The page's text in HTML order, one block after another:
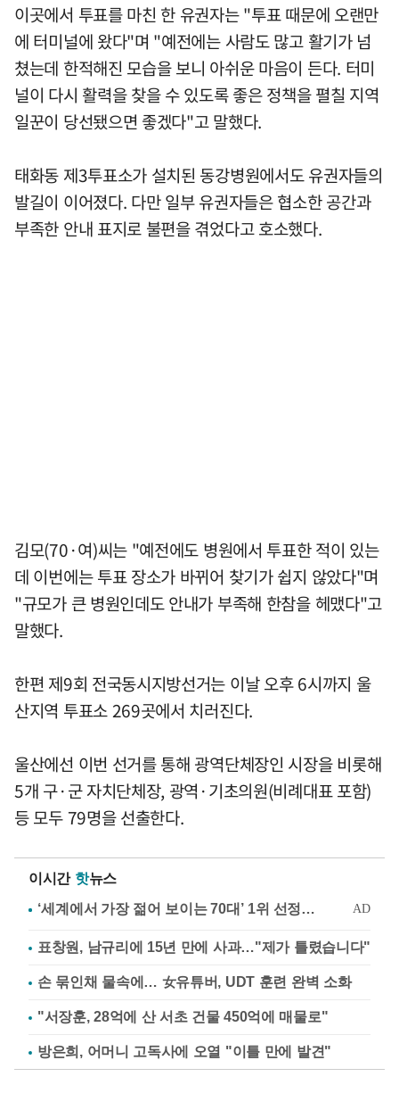
이곳에서 투표를 마친 한 유권자는 "투표 때문에 오랜만
에 터미널에 왔다"며 "예전에는 사람도 많고 활기가 넘
쳤는데 한적해진 모습을 보니 아쉬운 마음이 든다. 터미
널이 다시 활력을 찾을 수 있도록 좋은 정책을 펼칠 지역
일꾼이 당선됐으면 좋겠다"고 말했다.
태화동 제3투표소가 설치된 동강병원에서도 유권자들의
발길이 이어졌다. 다만 일부 유권자들은 협소한 공간과
부족한 안내 표지로 불편을 겪었다고 호소했다.
김모(70·여)씨는 "예전에도 병원에서 투표한 적이 있는
데 이번에는 투표 장소가 바뀌어 찾기가 쉽지 않았다"며
"규모가 큰 병원인데도 안내가 부족해 한참을 헤맸다"고
말했다.
한편 제9회 전국동시지방선거는 이날 오후 6시까지 울
산지역 투표소 269곳에서 치러진다.
울산에선 이번 선거를 통해 광역단체장인 시장을 비롯해
5개 구·군 자치단체장, 광역·기초의원(비례대표 포함)
등 모두 79명을 선출한다.
이시간 핫뉴스
표창원, 남규리에 15년 만에 사과…"제가 틀렸습니다"
손 묶인채 물속에… 女유튜버, UDT 훈련 완벽 소화
"서장훈, 28억에 산 서초 건물 450억에 매물로"
방은희, 어머니 고독사에 오열 "이틀 만에 발견"